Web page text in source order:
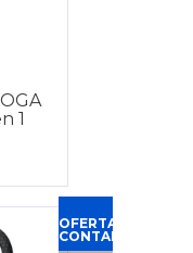
1
OFERTA
CONTADO